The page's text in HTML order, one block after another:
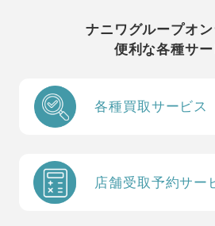
ナニワグループオ
便利な各種サー
各種買取サービス
店舗受取予約サー